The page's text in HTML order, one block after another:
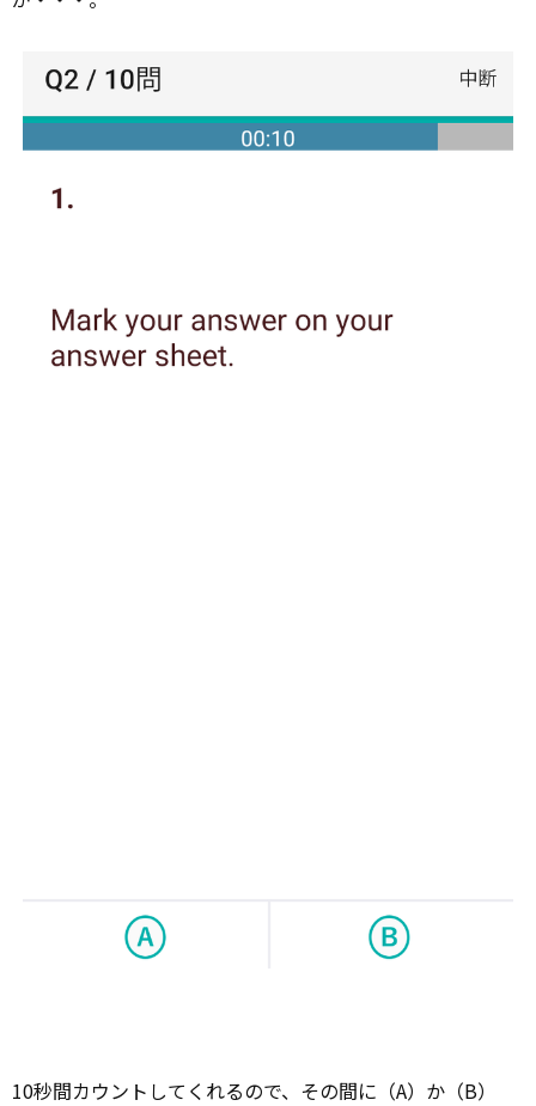
10秒間カウントしてくれるので、その間に（A）か（B）